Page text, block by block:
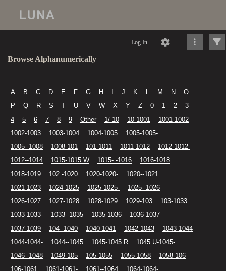
Log In
Browse Alphanumerically
A B C D E F G H J K L M N
O
P
Q R S T U V W X Y Z 0 1 2
3
4
5 6 7 8 9 Other 1/-10 10-1001
1001-1002
1002-1003
1003-1004 1004-1005
1005-1005-
1005--1008
1008-101 101-1011 1011-1012
1012-1012-
1012--1014
1015-1015 W 1015- -1016
1016-1018
1018-1019
102 -1020 1020-1020-
1020--1021
1021-1023
1024-1025 1025-1025-
1025--1026
1026-1027
1027-1028 1028-1029 1029-103
103-1033
1033-1033-
1033--1035 1035-1036
1036-1037
1037-1039
104 -1040 1040-1041 1042-1043
1043-1044
1044-1044-
1044--1045 1045-1045 R
1045 U-1045-
1046 -1048
1049-105 105-1055 1055-1058
1058-106
106-1061
1061-1061- 1061--1064
1064-1064-